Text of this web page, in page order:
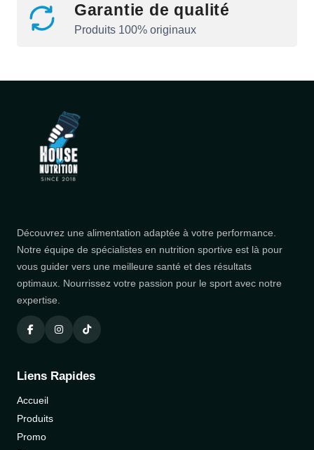
Garantie de qualité
Produits 100% originaux
Découvrez une alimentation adaptée à votre performance.
Notre équipe de spécialistes en nutrition sportive est là pour
vous guider vers une meilleure santé et des résultats
optimaux. Nourrissez votre passion pour le sport avec notre
expertise.
Liens Rapides
Accueil
Produits
Promo